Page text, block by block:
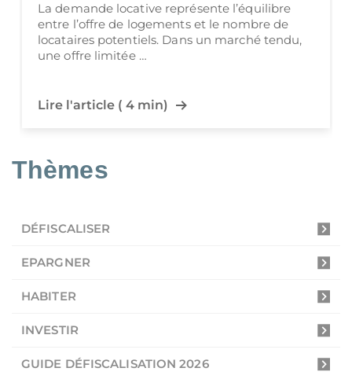
l’équilibre
et le nombre de
un marché tendu,
Préparer sa retraire en 2026
question de son
d’année en année.
Lire l'article ( 7 min)
Thèmes
DÉFISCALISER
EPARGNER
HABITER
INVESTIR
GUIDE DÉFISCALISATION 2026